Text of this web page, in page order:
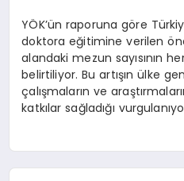
YÖK’ün raporuna göre
doktora eğitimine verilen
alandaki mezun sayısının
belirtiliyor. Bu artışın ülke
çalışmaların ve
katkılar sağladığı